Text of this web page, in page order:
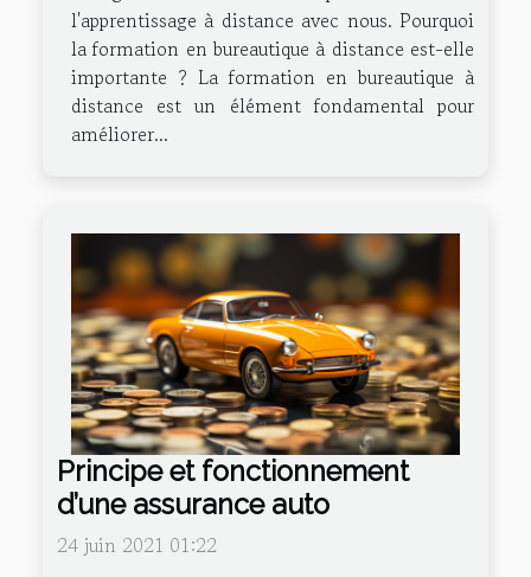
l'apprentissage à distance avec nous. Pourquoi
la formation en bureautique à distance est-elle
importante ? La formation en bureautique à
distance est un élément fondamental pour
améliorer...
Principe et fonctionnement
d’une assurance auto
24 juin 2021 01:22